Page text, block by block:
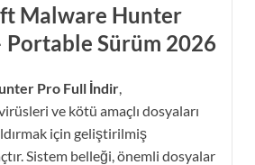
Malware Hunter
Portable Sürüm 2026
Pro Full İndir
ve kötü amaçlı dosyaları
için geliştirilmiş
Sistem belleği, önemli dosyalar